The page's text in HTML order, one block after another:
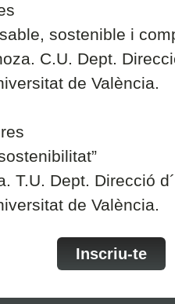
sostenible i
C.U. Dept.
de València.
T.U. Dept. Direcció
de València.
Inscriu-te